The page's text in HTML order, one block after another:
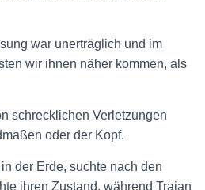
war unerträglich und im
wir ihnen näher kommen, als
schrecklichen Verletzungen
oder der Kopf.
der Erde, suchte nach den
ihren Zustand, während Traian